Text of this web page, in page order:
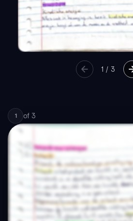
1 / 3
1 of 3